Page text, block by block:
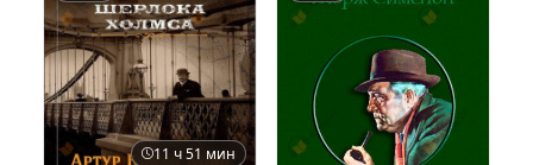
11 ч 51 мин